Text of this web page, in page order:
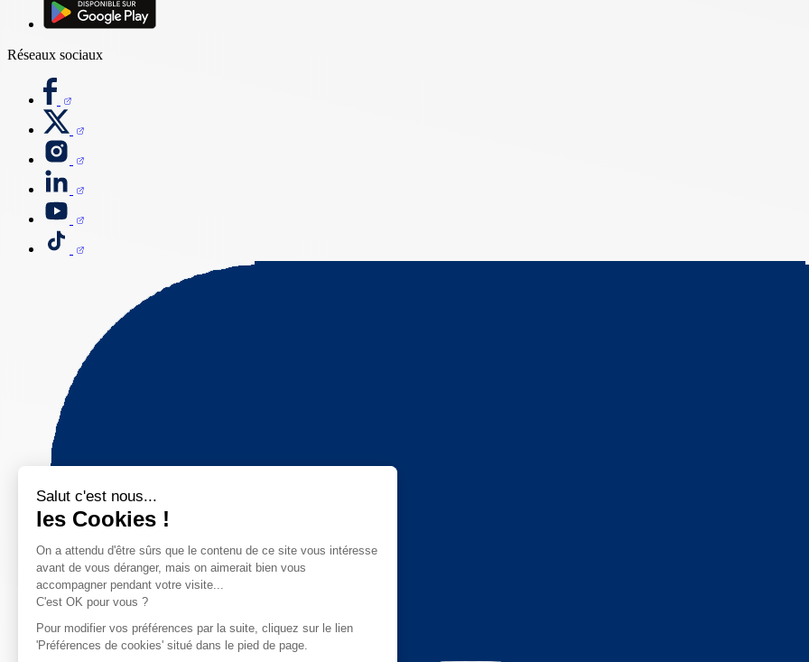
Salut c'est nous...
les Cookies !
On a attendu d'être sûrs que le contenu de ce site vous intéresse
avant de vous déranger, mais on aimerait bien vous
accompagner pendant votre visite...
C'est OK pour vous ?
Pour modifier vos préférences par la suite, cliquez sur le lien
'Préférences de cookies' situé dans le pied de page.
Réseaux sociaux